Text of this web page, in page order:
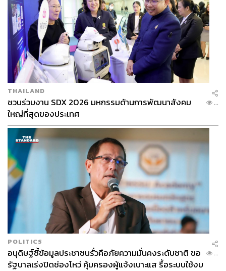
THAILAND
ชวนร่วมงาน SDX 2026 มหกรรมด้านการพัฒนาสังคม
ใหญ่ที่สุดของประเทศ
...
POLITICS
อนุดิษฐ์ชี้ข้อมูลประชาชนรั่วคือภัยความมั่นคงระดับชาติ ขอ
รัฐบาลเร่งปิดช่องโหว่ คุ้มครองผู้แจ้งเบาะแส รื้อระบบใช้งบ
...